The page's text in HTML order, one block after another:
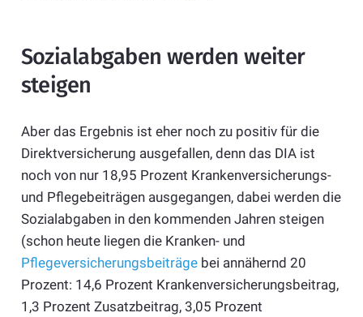
Sozialabgaben werden weiter
steigen
Aber das Ergebnis ist eher noch zu positiv für die
Direktversicherung ausgefallen, denn das DIA ist
noch von nur 18,95 Prozent Krankenversicherungs-
und Pflegebeiträgen ausgegangen, dabei werden die
Sozialabgaben in den kommenden Jahren steigen
(schon heute liegen die Kranken- und
Pflegeversicherungsbeiträgebei annähernd 20
Prozent: 14,6 Prozent Krankenversicherungsbeitrag,
1,3 Prozent Zusatzbeitrag, 3,05 Prozent